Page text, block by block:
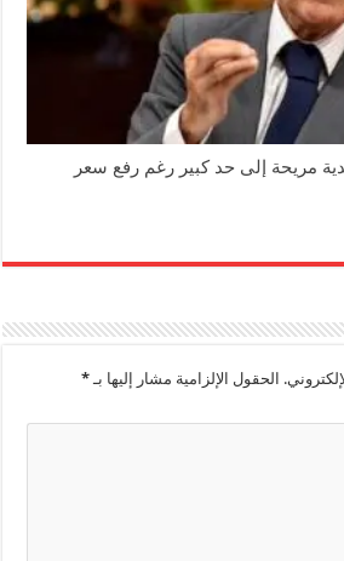
مريحة إلى حد كبير رغم رفع سعر
الحقول الإلزامية مشار إليها بـ*